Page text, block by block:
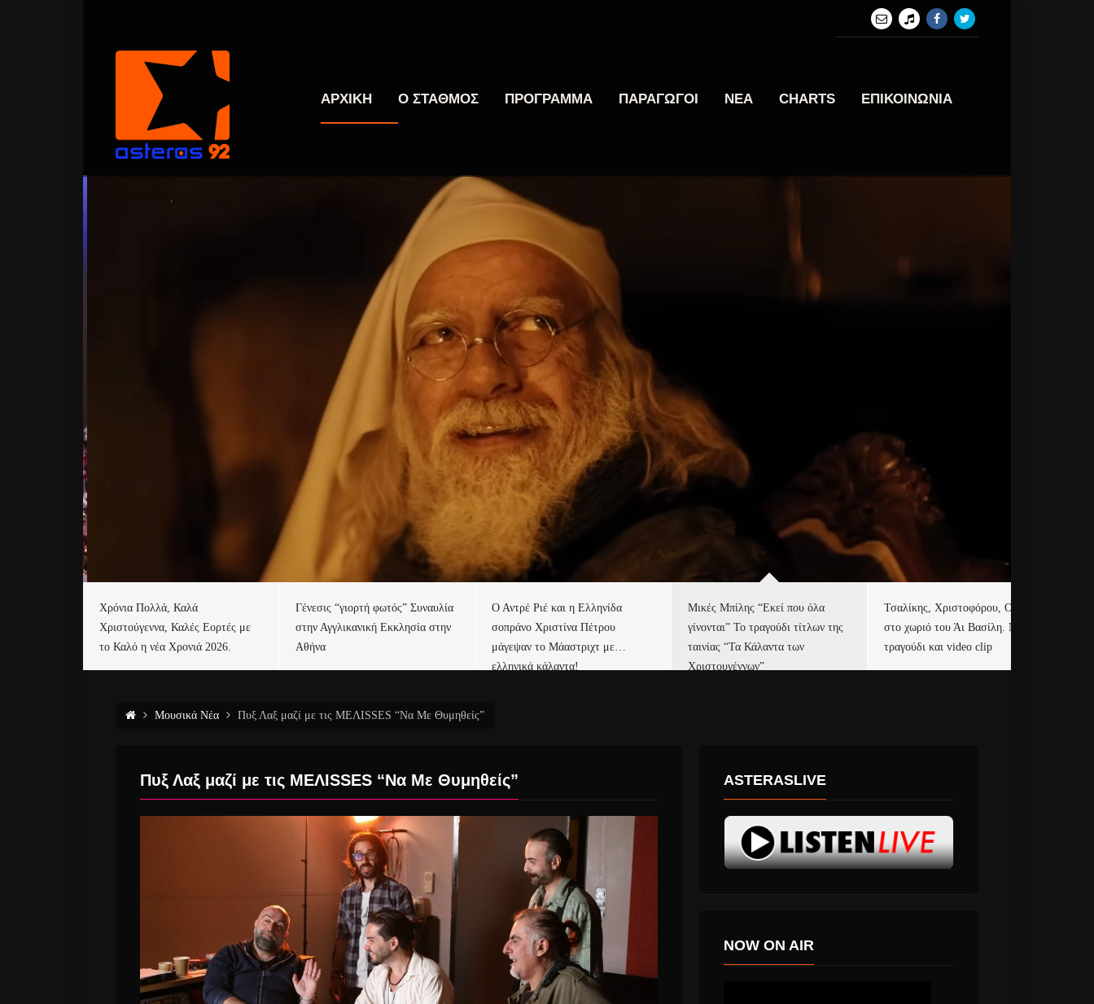
ΑΡΧΙΚΗ Ο ΣΤΑΘΜΟΣ ΠΡΟΓΡΑΜΜΑ ΠΑΡΑΓΩΓΟΙ ΝΕΑ CHARTS ΕΠΙΚΟΙΝΩΝΙΑ
Χρόνια Πολλά, Καλά
Χριστούγεννα, Καλές Εορτές με
το Καλό η νέα Χρονιά 2026.
Γένεσις “γιορτή φωτός” Συναυλία
στην Αγγλικανική Εκκλησία στην
Αθήνα
Ο Αντρέ Ριέ και η Ελληνίδα
σοπράνο Χριστίνα Πέτρου
μάγεψαν το Μάαστριχτ με…
ελληνικά κάλαντα!
Μικές Μπίλης “Εκεί που όλα
γίνονται” Το τραγούδι τίτλων της
ταινίας “Τα Κάλαντα των
Χριστουγέννων”
Τσαλίκης, Χριστοφόρου, ONE
στο χωριό του Άι Βασίλη. Νέο
τραγούδι και video clip
Μουσικά Νέα Πυξ Λαξ μαζί με τις MΕΛISSES “Να Mε Θυμηθείς”
Πυξ Λαξ μαζί με τις MΕΛISSES “Να Mε Θυμηθείς” ASTERASLIVE
NOW ON AIR